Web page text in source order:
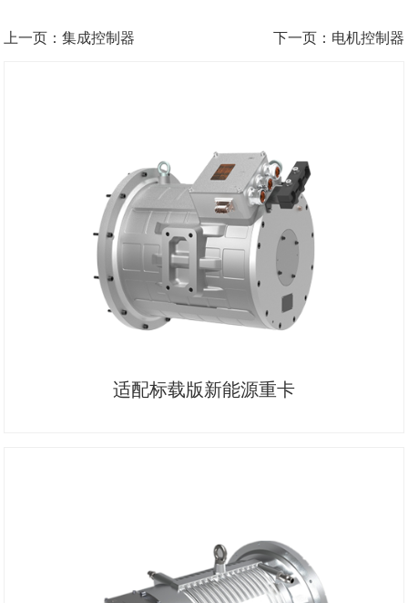
上一页：集成控制器 下一页：电机控制器
适配标载版新能源重卡